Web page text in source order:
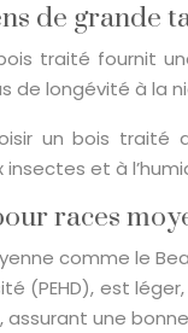
de grande
traité fournit
de longévité à la
un bois
et à
races
comme le
(PEHD), est
une bonne